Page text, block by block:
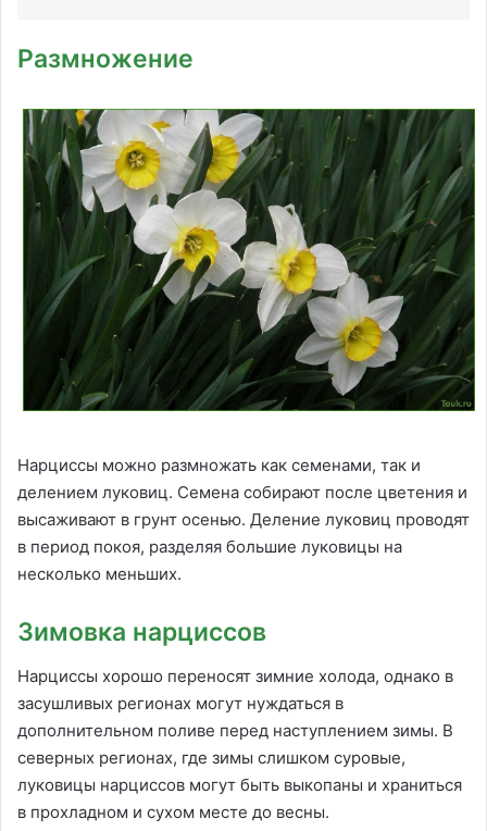
Размножение
Нарциссы можно размножать как семенами, так и
делением луковиц. Семена собирают после цветения и
высаживают в грунт осенью. Деление луковиц проводят
в период покоя, разделяя большие луковицы на
несколько меньших.
Зимовка нарциссов
Нарциссы хорошо переносят зимние холода, однако в
засушливых регионах могут нуждаться в
дополнительном поливе перед наступлением зимы. В
северных регионах, где зимы слишком суровые,
луковицы нарциссов могут быть выкопаны и храниться
в прохладном и сухом месте до весны.